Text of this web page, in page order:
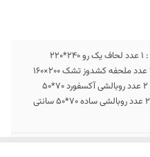
6 تکه شامل : 1 عدد لحاف یک رو 240*220
سانتیمتر + 1 عدد ملحفه کشدوز تشک 200×160
سانتی متر + 2 عدد روبالشی آکسفورد 70*50
سانتی متر+ 2 عدد روبالشی ساده 70*50 سانتی